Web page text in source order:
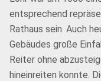
entsprechend
Rathaus sein. Auch
Gebäudes große
Reiter ohne
hineinreiten konnte.